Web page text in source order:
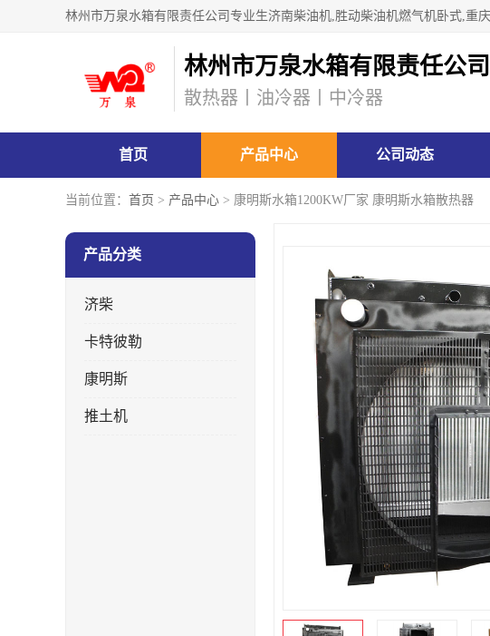
林州市万泉水箱有限责任公司
散热器丨油冷器丨中冷器
首页 产品中心 公司动态
当前位置： 首页 > 产品中心 > 康明斯水箱1200KW厂家 康明斯水箱散热器
产品分类
济柴
卡特彼勒
康明斯
推土机